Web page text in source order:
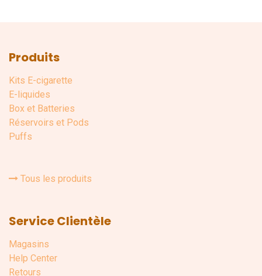
Produits
Kits E-cigarette
E-liquides
Box et Batteries
Réservoirs et Pods
Puffs
Tous les produits
Service Clientèle
Magasins
Help Center
Retours